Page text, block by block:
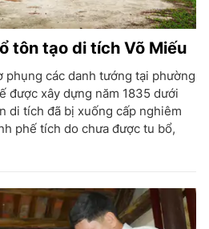
tôn tạo di tích Võ Miếu
phụng các danh tướng tại phường
được xây dựng năm 1835 dưới
di tích đã bị xuống cấp nghiêm
phế tích do chưa được tu bổ,